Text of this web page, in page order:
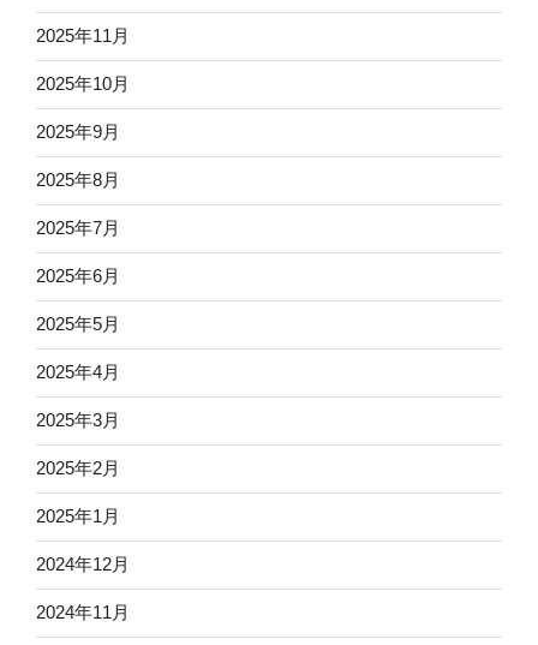
2025年11月
2025年10月
2025年9月
2025年8月
2025年7月
2025年6月
2025年5月
2025年4月
2025年3月
2025年2月
2025年1月
2024年12月
2024年11月